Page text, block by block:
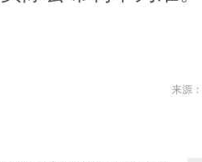
来源